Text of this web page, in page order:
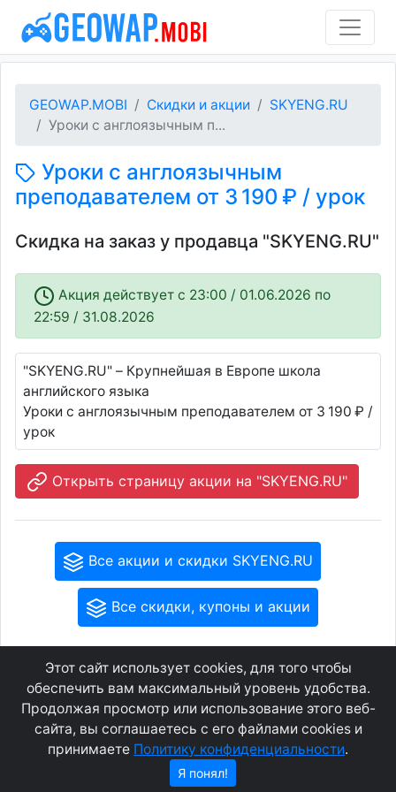
GEOWAP.MOBI Скидки и акции
SKYENG.RU
Уроки с англоязычным п...
Уроки с англоязычным
преподавателем от 3 190 ₽ / урок
Скидка на заказ у продавца "SKYENG.RU"
Акция действует c 23:00 / 01.06.2026 по
22:59 / 31.08.2026
"SKYENG.RU" – Крупнейшая в Европе школа
английского языка
Уроки с англоязычным преподавателем от 3 190 ₽ /
урок
Открыть страницу акции на "SKYENG.RU"
Все акции и скидки SKYENG.RU
Все скидки, купоны и акции
GEOWAP.MOBI© 2007 - 2021
Соглашение
Конфиденциальность
О сайте
Контакты
Этот сайт использует cookies, для того чтобы
обеспечить вам максимальный уровень удобства.
Продолжая просмотр или использование этого веб-
сайта, вы соглашаетесь с его файлами cookies и
принимаете Политику конфиденциальности.
Я понял!